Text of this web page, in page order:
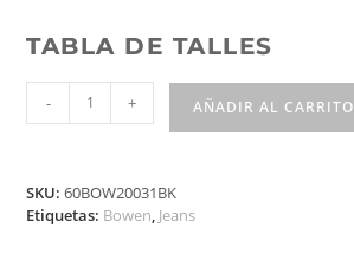
TABLA DE TALLES
- + AÑADIR AL CARRITO
SKU:60BOW20031BK
Etiquetas: Bowen, Jeans